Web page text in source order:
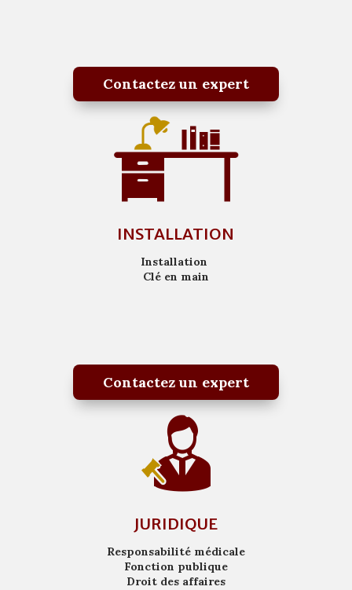
Contactez un expert
INSTALLATION
Installation
Clé en main
Contactez un expert
JURIDIQUE
Responsabilité médicale
Fonction publique
Droit des affaires